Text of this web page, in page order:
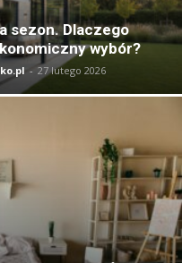
sezon. Dlaczego
wybór?
- 27 lutego 2026